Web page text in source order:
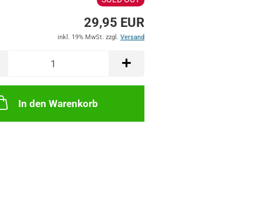
29,95 EUR
inkl. 19% MwSt. zzgl. Versand
In den Warenkorb